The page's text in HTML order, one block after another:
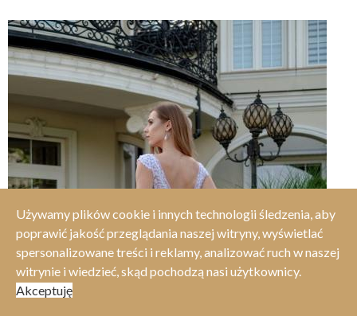
Używamy plików cookie i innych technologii śledzenia, aby
poprawić jakość przeglądania naszej witryny, wyświetlać
spersonalizowane treści i reklamy, analizować ruch w naszej
witrynie i wiedzieć, skąd pochodzą nasi użytkownicy.
Akceptuję